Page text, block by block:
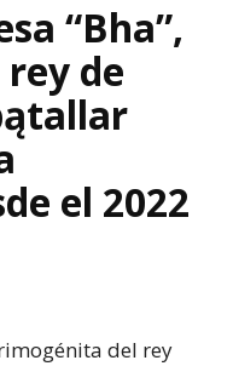
“Bha”,
de
el 2022
del rey